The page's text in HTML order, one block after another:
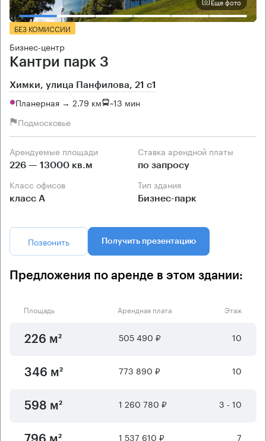
БЕЗ КОМИССИИ
Бизнес-центр
Кантри парк 3
Химки, улица Панфилова, 21 с1
Планерная → 2.79 км ~13 мин
Подмосковье
Арендуемые площади
226 — 13000 кв.м
Ставка арендной платы
по запросу
Класс офисов
класс А
Тип здания
Бизнес-парк
Позвонить Получить презентацию
Предложения по аренде в этом здании:
Площадь Арендная плата Этаж
226 м² 505 490 ₽ 10
346 м² 773 890 ₽ 10
598 м² 1 260 780 ₽ 3 - 10
1 537 610 ₽ 7